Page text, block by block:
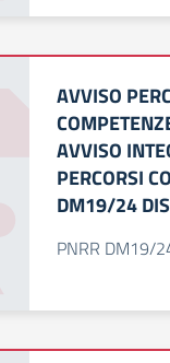
AVVISO
AVVISO
PERCORSI
DM19/24
PNRR DM19/